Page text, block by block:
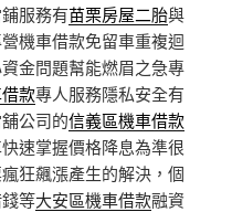
服務有苗栗房屋二胎與
機車借款免留車重複迴
金問題幫能燃眉之急專
款專人服務隱私安全有
公司的信義區機車借款
速掌握價格降息為準很
狂飆漲產生的解決，個
等大安區機車借款融資